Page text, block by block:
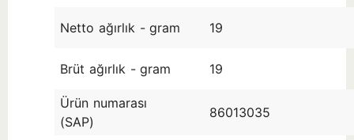
Netto ağırlık - gram 19
Brüt ağırlık - gram 19
Ürün numarası
(SAP)
86013035